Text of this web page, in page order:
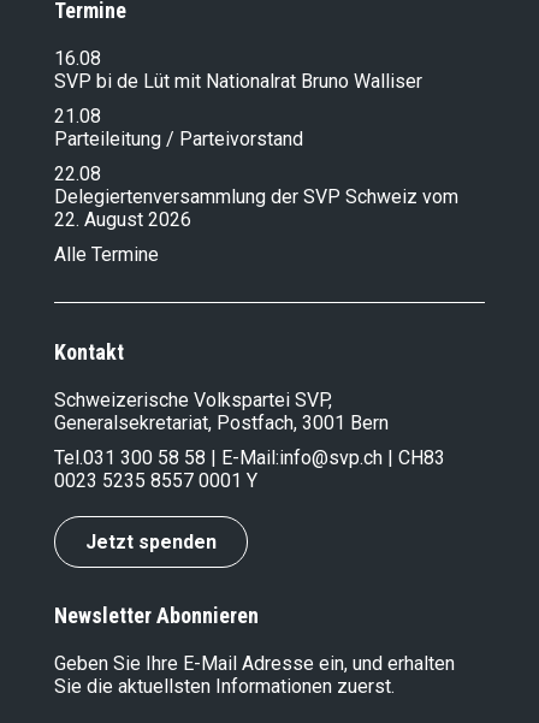
Termine
16.08
SVP bi de Lüt mit Nationalrat Bruno Walliser
21.08
Parteileitung / Parteivorstand
22.08
Delegiertenversammlung der SVP Schweiz vom
22. August 2026
Alle Termine
Kontakt
Schweizerische Volkspartei SVP,
Generalsekretariat, Postfach, 3001 Bern
Tel.031 300 58 58 | E-Mail:info@svp.ch | CH83
0023 5235 8557 0001 Y
Jetzt spenden
Newsletter Abonnieren
Geben Sie Ihre E-Mail Adresse ein, und erhalten
Sie die aktuellsten Informationen zuerst.